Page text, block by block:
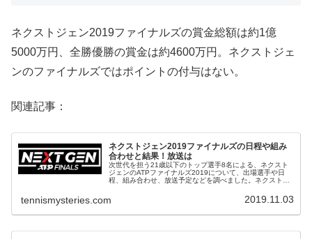
ネクストジェン2019ファイナルズの賞金総額は約1億
5000万円、全勝優勝の賞金は約4600万円。ネクストジェ
ンのファイナルズではポイントの付与はない。
関連記事：
ネクストジェン2019ファイナルズの日程や組み
合わせと結果！放送は
次世代を担う21歳以下のトップ選手8名による、ネクスト
ジェンのATPファイナルズ2019について、出場選手や日
程、組み合わせ、放送予定などを調べました。ネクストジ
tennismysteries.com 2019.11.03